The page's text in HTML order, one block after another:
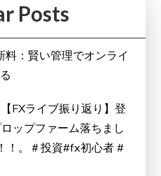
Posts
料：賢い管理でオンライ
FXライブ振り返り】登
ップファーム落ちまし
！。＃投資#fx初心者 #